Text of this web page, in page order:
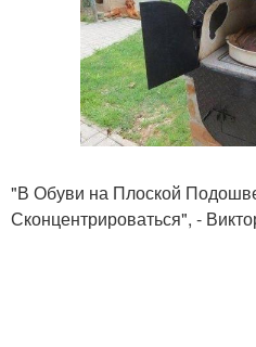
"В Обуви на Плоской
Сконцентрироваться", -